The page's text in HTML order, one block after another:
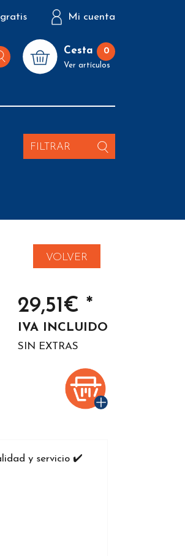
Mi cuenta
Cesta 0
Ver artículos
FILTRAR
VOLVER
29,51€ *
IVA INCLUIDO
SIN EXTRAS
y servicio ✔️